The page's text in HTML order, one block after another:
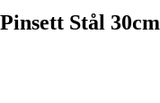
Pinsett Stål 30cm